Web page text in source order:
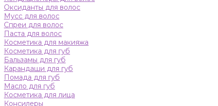
Оксиданты для волос
Мусс для волос
Спреи для волос
Паста для волос
Косметика для макияжа
Косметика для губ
Бальзамы для губ
Карандаши для губ
Помада для губ
Масло для губ
Косметика для лица
Консилеры